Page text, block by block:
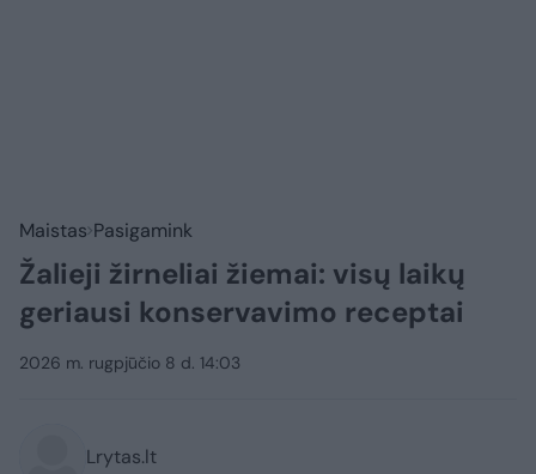
Maistas Pasigamink
Žalieji žirneliai žiemai: visų laikų
geriausi konservavimo receptai
2026 m. rugpjūčio 8 d. 14:03
Lrytas.lt